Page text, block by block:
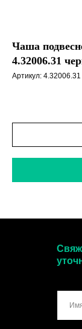
Чаша
4.32006.31
Артикул: 4.32006.31